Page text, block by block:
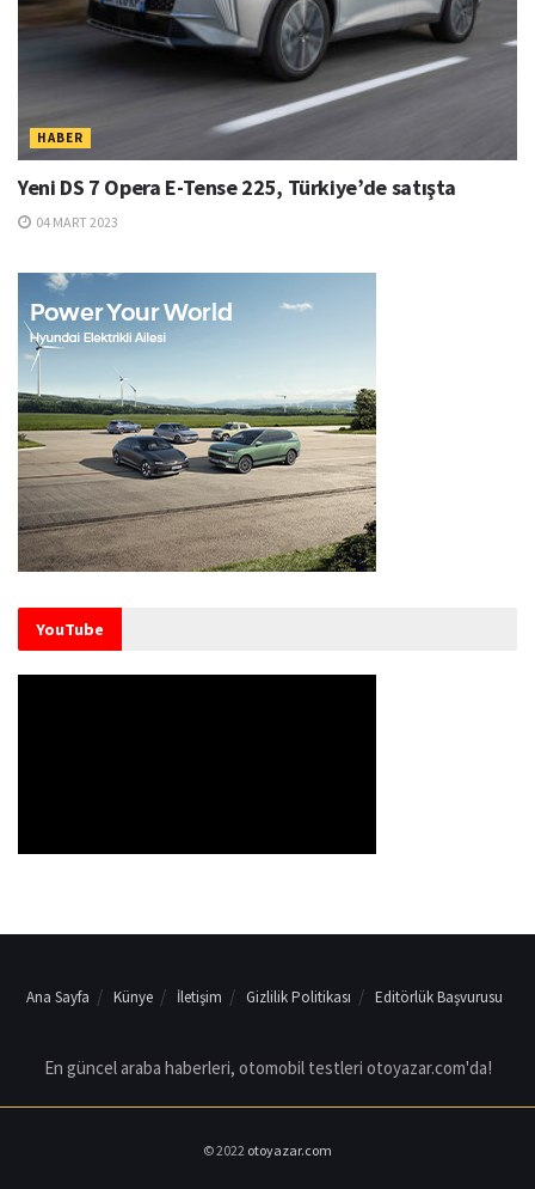
HABER
Yeni DS 7 Opera E-Tense 225, Türkiye’de satışta
04 MART 2023
YouTube
Ana Sayfa Künye İletişim Gizlilik Politikası Editörlük Başvurusu
En güncel araba haberleri, otomobil testleri otoyazar.com'da!
© 2022 otoyazar.com